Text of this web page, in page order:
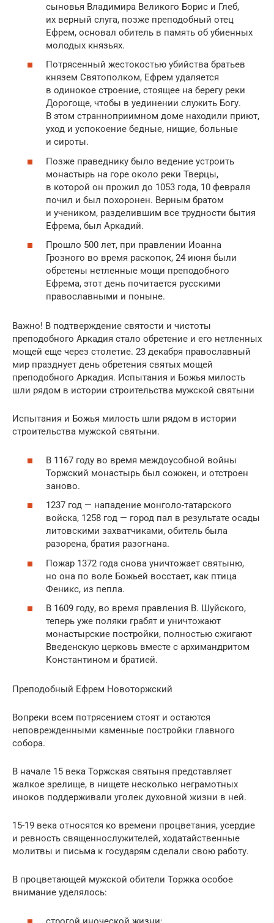
сыновья Владимира Великого Борис и Глеб,
их верный слуга, позже преподобный отец
Ефрем, основал обитель в память об убиенных
молодых князьях.
Потрясенный жестокостью убийства братьев
князем Святополком, Ефрем удаляется
в одинокое строение, стоящее на берегу реки
Дорогоще, чтобы в уединении служить Богу.
В этом странноприимном доме находили приют,
уход и успокоение бедные, нищие, больные
и сироты.
Позже праведнику было ведение устроить
монастырь на горе около реки Тверцы,
в которой он прожил до 1053 года, 10 февраля
почил и был похоронен. Верным братом
и учеником, разделившим все трудности бытия
Ефрема, был Аркадий.
Прошло 500 лет, при правлении Иоанна
Грозного во время раскопок, 24 июня были
обретены нетленные мощи преподобного
Ефрема, этот день почитается русскими
православными и поныне.
Важно! В подтверждение святости и чистоты
преподобного Аркадия стало обретение и его нетленных
мощей еще через столетие. 23 декабря православный
мир празднует день обретения святых мощей
преподобного Аркадия. Испытания и Божья милость
шли рядом в истории строительства мужской святыни
Испытания и Божья милость шли рядом в истории
строительства мужской святыни.
В 1167 году во время междоусобной войны
Торжский монастырь был сожжен, и отстроен
заново.
1237 год — нападение монголо-татарского
войска, 1258 год — город пал в результате осады
литовскими захватчиками, обитель была
разорена, братия разогнана.
Пожар 1372 года снова уничтожает святыню,
но она по воле Божьей восстает, как птица
Феникс, из пепла.
В 1609 году, во время правления В. Шуйского,
теперь уже поляки грабят и уничтожают
монастырские постройки, полностью сжигают
Введенскую церковь вместе с архимандритом
Константином и братией.
Преподобный Ефрем Новоторжский
Вопреки всем потрясением стоят и остаются
неповрежденными каменные постройки главного
собора.
В начале 15 века Торжская святыня представляет
жалкое зрелище, в нищете несколько неграмотных
иноков поддерживали уголек духовной жизни в ней.
15-19 века относятся ко времени процветания, усердие
и ревность священнослужителей, ходатайственные
молитвы и письма к государям сделали свою работу.
В процветающей мужской обители Торжка особое
внимание уделялось: